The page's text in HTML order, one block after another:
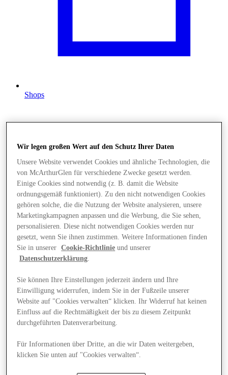
Shops
Angebote
Wir legen großen Wert auf den Schutz Ihrer Daten
Unsere Website verwendet Cookies und ähnliche Technologien, die
von McArthurGlen für verschiedene Zwecke gesetzt werden.
Einige Cookies sind notwendig (z. B. damit die Website
ordnungsgemäß funktioniert). Zu den nicht notwendigen Cookies
gehören solche, die die Nutzung der Website analysieren, unsere
Marketingkampagnen anpassen und die Werbung, die Sie sehen,
personalisieren. Diese nicht notwendigen Cookies werden nur
gesetzt, wenn Sie ihnen zustimmen. Weitere Informationen finden
Sie in unserer
Cookie-Richtlinie und unserer
Datenschutzerklärung
Sie können Ihre Einstellungen jederzeit ändern und Ihre
Einwilligung widerrufen, indem Sie in der Fußzeile unserer
Website auf "Cookies verwalten“ klicken. Ihr Widerruf hat keinen
Einfluss auf die Rechtmäßigkeit der bis zu diesem Zeitpunkt
durchgeführten Datenverarbeitung.
Für Informationen über Dritte, an die wir Daten weitergeben,
klicken Sie unten auf "Cookies verwalten“.